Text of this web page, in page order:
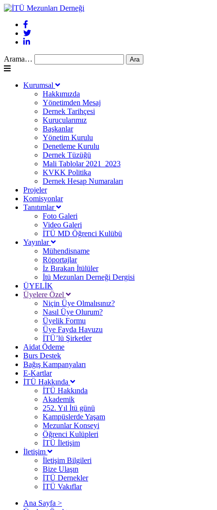
Arama…
Kurumsal
Hakkımızda
Yönetimden Mesaj
Dernek Tarihçesi
Kurucularımız
Başkanlar
Yönetim Kurulu
Denetleme Kurulu
Dernek Tüzüğü
Mali Tablolar 2021_2023
KVKK Politika
Dernek Hesap Numaraları
Projeler
Komisyonlar
Tanıtımlar
Foto Galeri
Video Galeri
İTÜ MD Öğrenci Kulübü
Yayınlar
Mühendisname
Röportajlar
İz Bırakan İtülüler
İtü Mezunları Derneği Dergisi
ÜYELİK
Üyelere Özel
Niçin Üye Olmalısınız?
Nasıl Üye Olurum?
Üyelik Formu
Üye Fayda Havuzu
İTÜ’lü Şirketler
Aidat Ödeme
Burs Destek
Bağış Kampanyaları
E-Kartlar
İTÜ Hakkında
İTÜ Hakkında
Akademik
252. Yıl İtü günü
Kampüslerde Yaşam
Mezunlar Konseyi
Öğrenci Kulüpleri
İTÜ İletişim
İletişim
İletişim Bilgileri
Bize Ulaşın
İTÜ Dernekler
İTÜ Vakıflar
Ana Sayfa >